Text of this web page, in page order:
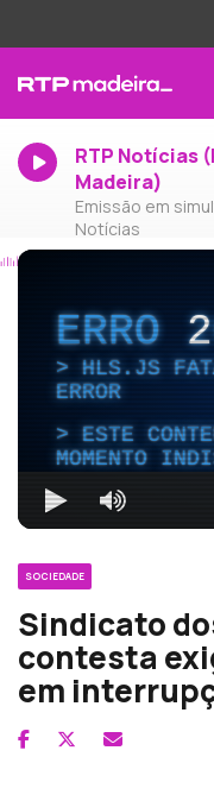
RTP Notícias
Madeira)
Emissão em
Notícias
ERRO
HLS.JS
ERROR
ESTE
MOMENTO
SOCIEDADE
Sindicato
contesta
em